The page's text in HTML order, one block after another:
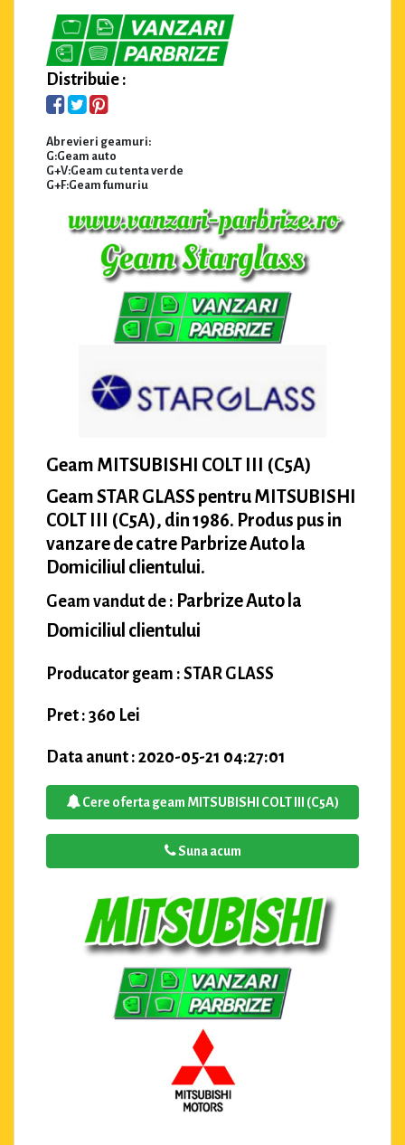
Distribuie :
Abrevieri geamuri:
G:Geam auto
G+V:Geam cu tenta verde
G+F:Geam fumuriu
Geam MITSUBISHI COLT III (C5A)
Geam STAR GLASS pentru MITSUBISHI
COLT III (C5A), din 1986. Produs pus in
vanzare de catre Parbrize Auto la
Domiciliul clientului.
Geam vandut de : Parbrize Auto la
Domiciliul clientului
Producator geam : STAR GLASS
Pret : 360 Lei
Data anunt : 2020-05-21 04:27:01
Cere oferta geam MITSUBISHI COLT III (C5A)
Suna acum